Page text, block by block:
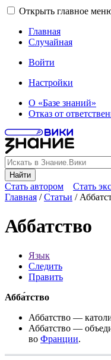
Открыть главное
Главная
Случайная
Войти
Настройки
О «Базе знаний»
Отказ от
Найти
Стать автором
Стать
Главная /Статьи /
Аббатство
Язык
Следить
Править
Абба́тство
Аббатство —
Аббатство —
во Франции.